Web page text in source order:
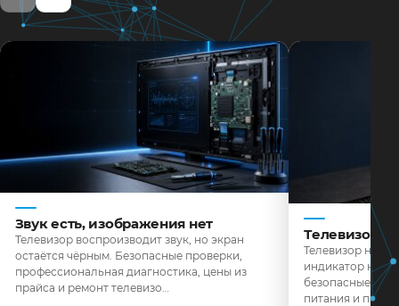
Звук есть, изображения нет
Телевизор воспроизводит звук, но экран
остаётся чёрным. Безопасные проверки,
профессиональная диагностика, цены из
прайса и ремонт телевизо…
Телевизор
Телевизор не
индикатор не
безопасные
питания и